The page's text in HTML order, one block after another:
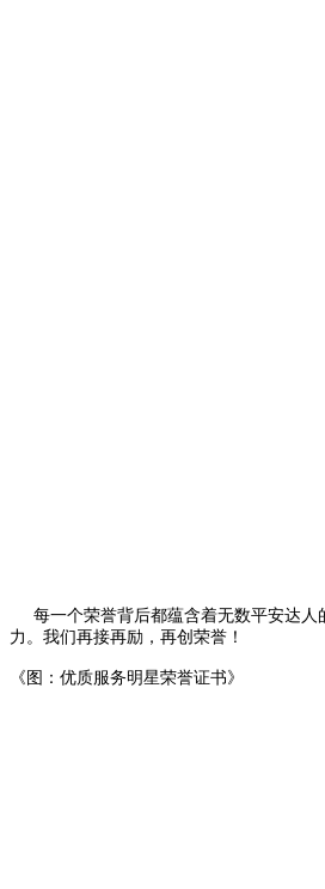
每一个荣誉背后都蕴含着无数平安达人
力。我们再接再励，再创荣誉！
《图：优质服务明星荣誉证书》